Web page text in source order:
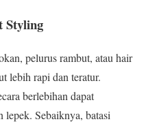
Styling
pelurus rambut, atau hair
lebih rapi dan teratur.
berlebihan dapat
lepek. Sebaiknya, batasi